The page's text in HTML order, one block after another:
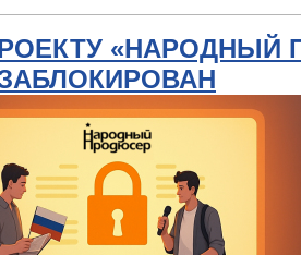
«НАРОДНЫЙ